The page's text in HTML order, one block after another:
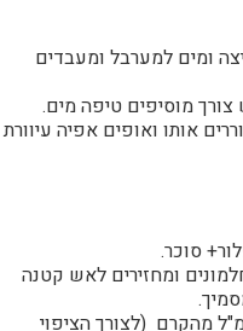
ומים למערבל ומעבדים
אותו ואופים אפיה עיוורת
ומחזירים לאש קטנה
מהאש ושומרים בצד כ150 מ"ל מהקרם (לצורך הציפוי